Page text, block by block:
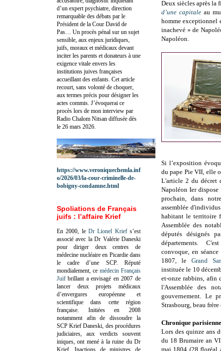
Deux siècles après la
d’une capitale au
homme exceptionnel
inachevé » de
Napoléon.
Si l’exposition
du pape Pie VII, elle
L'article 2 du décret
Napoléon Ier
prochain, dans
assemblée
habitant le territoire
Assemblée des
députés désignés
départements.
convoque, en
1807, le Grand
instituée le 10
et-onze rabbins, afin
l'Assemblée des
gouvernement. Le
Strasbourg, beau frère
Chronique
Lors des quinze ans
du 18 Brumaire an
mai 1804 (28 floréal
d’un expert psychiatre, direction
remarquable des débats par le
Président de la Cour David de
Pas… Un procès pénal sur un sujet
sensible, aux enjeux juridiques,
juifs, moraux et médicaux devant
inciter les parents et donateurs à une
exigence vitale envers les
institutions juives françaises
accueillant des enfants. Cet article
recourt, sans volonté de choquer,
aux termes précis pour désigner les
actes commis. J’évoquerai ce
procès lors de mon interview par
Radio Chalom Nitsan diffusée dès
le 26 mars 2026.
https://www.veroniquechemla.inf
o/2026/03/la-cour-criminelle-de-
bobigny-condamne.html
Spoliations de Français
juifs : l’affaire Krief
En 2000, le Dr Lionel Kriefs’est
associé avec la Dr Valérie Daneski
pour diriger deux centres de
médecine nucléaire en Picardie dans
le cadre d’une SCP. Réputé
mondialement, ce médecin Français
Juif brillant a envisagé en 2007 de
lancer deux projets médicaux
d’envergures européenne et
scientifique dans cette région
française. Initiées en 2008
notamment afin de dissoudre la
SCP Krief Daneski, des procédures
judiciaires, aux verdicts souvent
iniques, ont mené à la ruine du Dr
Krief.Inactions de ministres de